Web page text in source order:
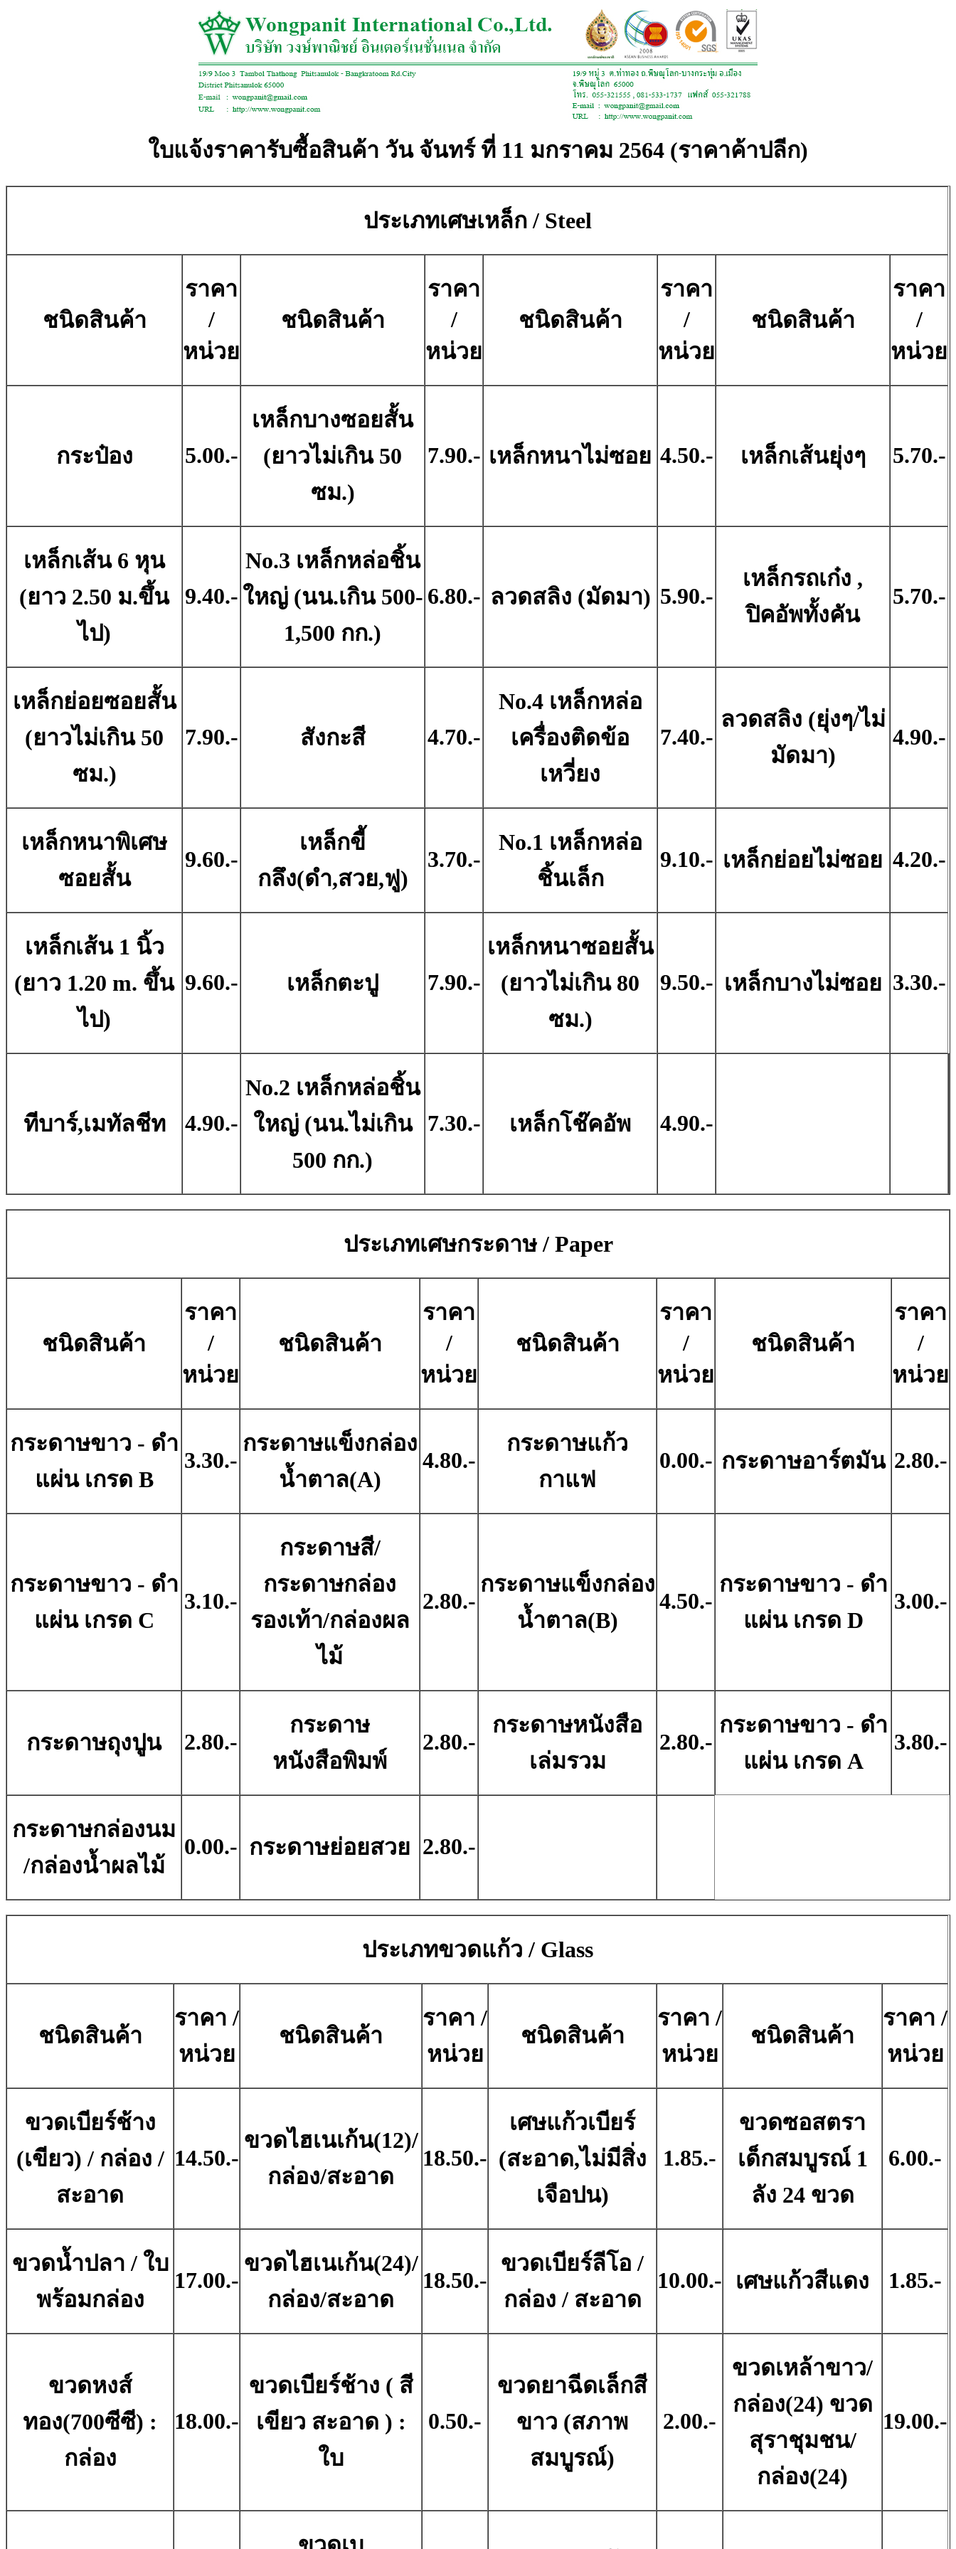
ใบแจ้งราคารับซื้อสินค้า วัน จันทร์ ที่ 11 มกราคม 2564 (ราคาค้าปลีก)
ประเภทเศษเหล็ก / Steel
ชนิดสินค้า
ราคา
/
หน่วย
ชนิดสินค้า
ราคา
/
หน่วย
ชนิดสินค้า
ราคา
/
หน่วย
ชนิดสินค้า
ราคา
/
หน่วย
กระป๋อง 5.00.-
เหล็กบางซอยสั้น
(ยาวไม่เกิน 50
ซม.)
7.90.- เหล็กหนาไม่ซอย 4.50.- เหล็กเส้นยุ่งๆ 5.70.-
เหล็กเส้น 6 หุน
(ยาว 2.50 ม.ขึ้น
ไป)
9.40.-
No.3 เหล็กหล่อชิ้น
ใหญ่ (นน.เกิน 500-
1,500 กก.)
6.80.- ลวดสลิง (มัดมา) 5.90.-
เหล็กรถเก๋ง ,
ปิคอัพทั้งคัน
5.70.-
เหล็กย่อยซอยสั้น
(ยาวไม่เกิน 50
ซม.)
7.90.- สังกะสี 4.70.-
No.4 เหล็กหล่อ
เครื่องติดข้อ
เหวี่ยง
7.40.-
ลวดสลิง (ยุ่งๆ/ไม่
มัดมา)
4.90.-
เหล็กหนาพิเศษ
ซอยสั้น
9.60.-
เหล็กขี้
กลึง(ดำ,สวย,ฟู)
3.70.-
No.1 เหล็กหล่อ
ชิ้นเล็ก
9.10.- เหล็กย่อยไม่ซอย 4.20.-
เหล็กเส้น 1 นิ้ว
(ยาว 1.20 m. ขึ้น
ไป)
9.60.- เหล็กตะปู 7.90.-
เหล็กหนาซอยสั้น
(ยาวไม่เกิน 80
ซม.)
9.50.- เหล็กบางไม่ซอย 3.30.-
ทีบาร์,เมทัลชีท 4.90.-
No.2 เหล็กหล่อชิ้น
ใหญ่ (นน.ไม่เกิน
500 กก.)
7.30.- เหล็กโช๊คอัพ 4.90.-
ประเภทเศษกระดาษ / Paper
ชนิดสินค้า
ราคา
/
หน่วย
ชนิดสินค้า
ราคา
/
หน่วย
ชนิดสินค้า
ราคา
/
หน่วย
ชนิดสินค้า
ราคา
/
หน่วย
กระดาษขาว - ดํา
แผ่น เกรด B
3.30.-
กระดาษแข็งกล่อง
น้ำตาล(A)
4.80.-
กระดาษแก้ว
กาแฟ
0.00.- กระดาษอาร์ตมัน 2.80.-
กระดาษขาว - ดํา
แผ่น เกรด C
3.10.-
กระดาษสี/
กระดาษกล่อง
รองเท้า/กล่องผล
ไม้
2.80.-
กระดาษแข็งกล่อง
น้ำตาล(B)
4.50.-
กระดาษขาว - ดํา
แผ่น เกรด D
3.00.-
กระดาษถุงปูน 2.80.-
กระดาษ
หนังสือพิมพ์
2.80.-
กระดาษหนังสือ
เล่มรวม
2.80.-
กระดาษขาว - ดํา
แผ่น เกรด A
3.80.-
กระดาษกล่องนม
/กล่องน้ำผลไม้
0.00.- กระดาษย่อยสวย 2.80.-
ประเภทขวดแก้ว / Glass
ชนิดสินค้า
ราคา /
หน่วย
ชนิดสินค้า
ราคา /
หน่วย
ชนิดสินค้า
ราคา /
หน่วย
ชนิดสินค้า
ราคา /
หน่วย
ขวดเบียร์ช้าง
(เขียว) / กล่อง /
สะอาด
14.50.-
ขวดไฮเนเก้น(12)/
กล่อง/สะอาด
18.50.-
เศษแก้วเบียร์
(สะอาด,ไม่มีสิ่ง
เจือปน)
1.85.-
ขวดซอสตรา
เด็กสมบูรณ์ 1
ลัง 24 ขวด
6.00.-
ขวดน้ำปลา / ใบ
พร้อมกล่อง
17.00.-
ขวดไฮเนเก้น(24)/
กล่อง/สะอาด
18.50.-
ขวดเบียร์ลีโอ /
กล่อง / สะอาด
10.00.- เศษแก้วสีแดง 1.85.-
ขวดหงส์
ทอง(700ซีซี) :
กล่อง
18.00.-
ขวดเบียร์ช้าง ( สี
เขียว สะอาด ) :
ใบ
0.50.-
ขวดยาฉีดเล็กสี
ขาว (สภาพ
สมบูรณ์)
2.00.-
ขวดเหล้าขาว/
กล่อง(24) ขวด
สุราชุมชน/
กล่อง(24)
19.00.-